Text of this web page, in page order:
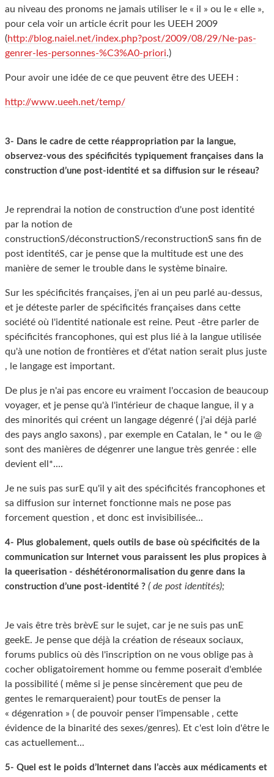
au niveau des pronoms ne jamais utiliser le « il » ou le « elle »,
pour cela voir un article écrit pour les UEEH 2009
(http://blog.naiel.net/index.php?post/2009/08/29/Ne-pas-
genrer-les-personnes-%C3%A0-priori.)
Pour avoir une idée de ce que peuvent être des UEEH :
http://www.ueeh.net/temp/
3- Dans le cadre de cette réappropriation par la langue,
observez-vous des spécificités typiquement françaises dans la
construction d’une post-identité et sa diffusion sur le réseau?
Je reprendrai la notion de construction d'une post identité
par la notion de
constructionS/déconstructionS/reconstructionS sans fin de
post identitéS, car je pense que la multitude est une des
manière de semer le trouble dans le système binaire.
Sur les spécificités françaises, j'en ai un peu parlé au-dessus,
et je déteste parler de spécificités françaises dans cette
société où l'identité nationale est reine. Peut -être parler de
spécificités francophones, qui est plus lié à la langue utilisée
qu'à une notion de frontières et d'état nation serait plus juste
, le langage est important.
De plus je n'ai pas encore eu vraiment l'occasion de beaucoup
voyager, et je pense qu'à l'intérieur de chaque langue, il y a
des minorités qui créent un langage dégenré ( j'ai déjà parlé
des pays anglo saxons) , par exemple en Catalan, le * ou le @
sont des manières de dégenrer une langue très genrée : elle
devient ell*....
Je ne suis pas surE qu'il y ait des spécificités francophones et
sa diffusion sur internet fonctionne mais ne pose pas
forcement question , et donc est invisibilisée...
4- Plus globalement, quels outils de base où spécificités de la
communication sur Internet vous paraissent les plus propices à
la queerisation - déshétéronormalisation du genre dans la
construction d’une post-identité ? ( de post identités);
Je vais être très brèvE sur le sujet, car je ne suis pas unE
geekE. Je pense que déjà la création de réseaux sociaux,
forums publics où dès l'inscription on ne vous oblige pas à
cocher obligatoirement homme ou femme poserait d'emblée
la possibilité ( même si je pense sincèrement que peu de
gentes le remarqueraient) pour toutEs de penser la
« dégenration » ( de pouvoir penser l'impensable , cette
évidence de la binarité des sexes/genres). Et c'est loin d'être le
cas actuellement...
5- Quel est le poids d’Internet dans l’accès aux médicaments et